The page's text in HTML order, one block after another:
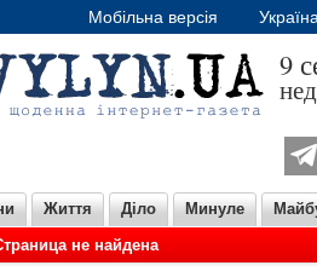
Мобільна версія
9
Життя Діло Минуле
не найдена